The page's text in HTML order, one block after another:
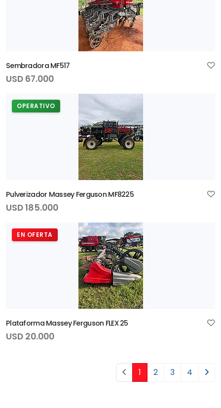
Sembradora MF517
USD 67.000
OPERATIVO
Pulverizador Massey Ferguson MF8225
USD 185.000
EN OFERTA
Plataforma Massey Ferguson FLEX 25
USD 20.000
1 2 3 4